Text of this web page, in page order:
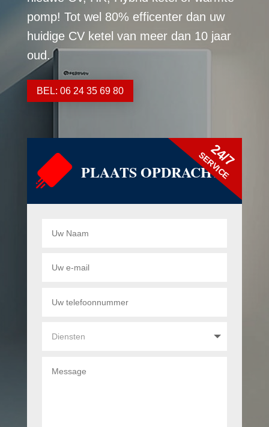
pomp! Tot wel 80% efficenter dan uw
huidige CV ketel van meer dan 10 jaar
oud.
BEL: 06 24 35 69 80
PLAATS OPDRACHT
24/7
SERVICE